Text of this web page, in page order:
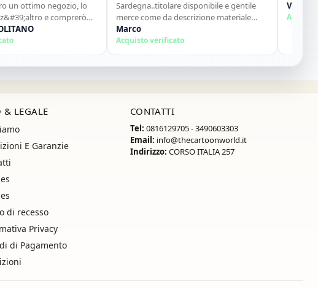
ottimo negozio, lo
e comprerò
Sardegna..titolare disponibile e gentile
merce come da descrizione materiale
ottimo...sito super consigliato"
Marco
Acquisto verificato
Vania Escana
Acquisto
& LEGALE
E Garanzie
di recesso
Privacy
di Pagamento
CONTATTI
Tel: 0816129705 - 3490603303
Email: info@thecartoonworld.it
Indirizzo: CORSO ITALIA 257